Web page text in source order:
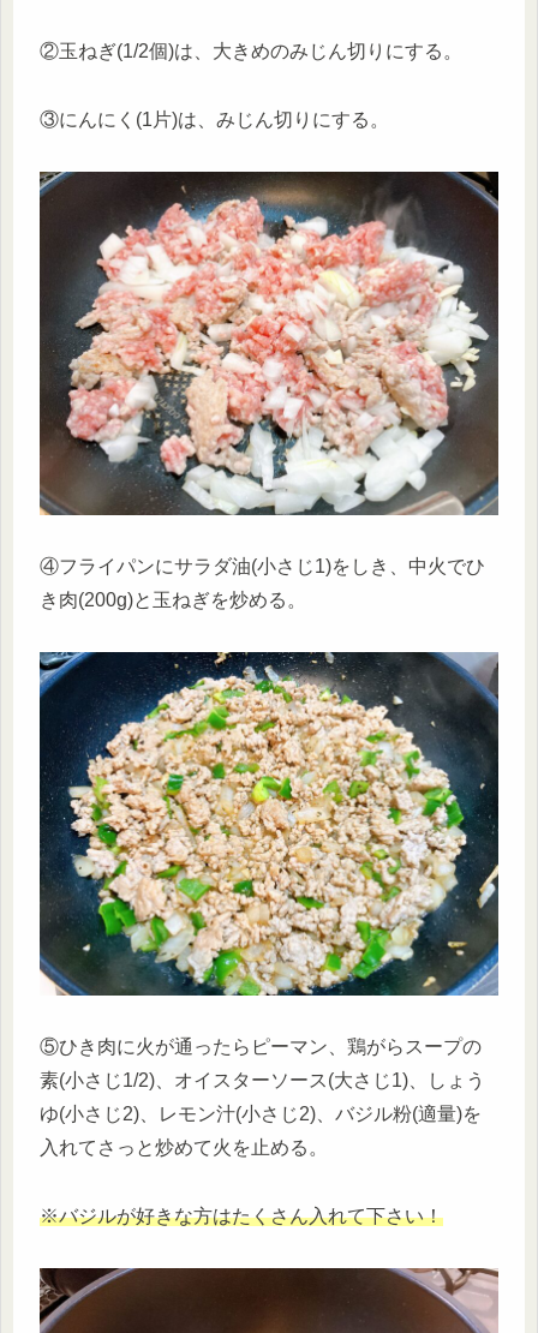
②玉ねぎ(1/2個)は、大きめのみじん切りにする。
③にんにく(1片)は、みじん切りにする。
④フライパンにサラダ油(小さじ1)をしき、中火でひ
き肉(200g)と玉ねぎを炒める。
⑤ひき肉に火が通ったらピーマン、鶏がらスープの
素(小さじ1/2)、オイスターソース(大さじ1)、しょう
ゆ(小さじ2)、レモン汁(小さじ2)、バジル粉(適量)を
入れてさっと炒めて火を止める。
※バジルが好きな方はたくさん入れて下さい！